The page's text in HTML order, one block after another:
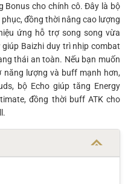
Bonus cho chính cô. Đây là bộ
đồng thời nâng cao lượng
ứng hỗ trợ song song vừa
Baizhi duy trì nhịp combat
thái an toàn. Nếu bạn muốn
năng lượng và buff mạnh hơn,
bộ Echo giúp tăng Energy
đồng thời buff ATK cho